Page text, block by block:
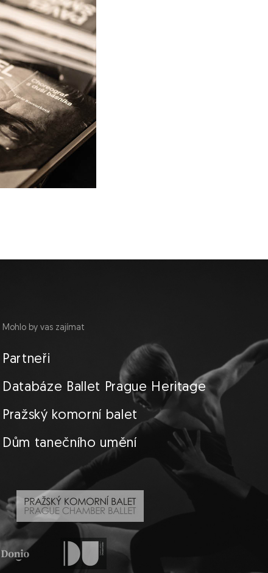
Mohlo by vas zajímat
Partneři
Databáze Ballet Prague Heritage
Pražský komorní balet
Dům tanečního umění